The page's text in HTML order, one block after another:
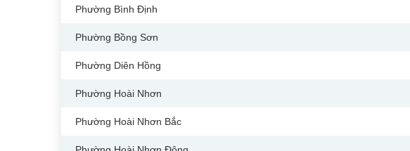
Phường Bình Định
Phường Bồng Sơn
Phường Diên Hồng
Phường Hoài Nhơn
Phường Hoài Nhơn Bắc